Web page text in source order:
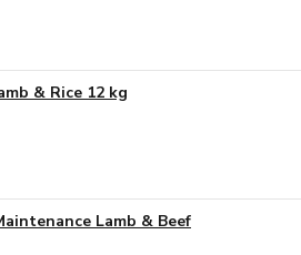
& Rice 12 kg
Lamb & Beef